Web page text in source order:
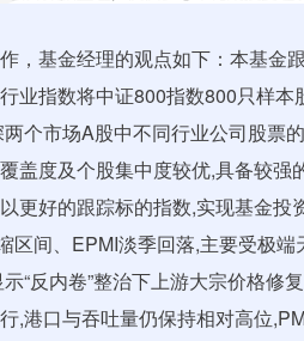
，基金经理的观点如下：本基金
业指数将中证800指数800只样
个市场A股中不同行业公司股票
盖度及个股集中度较优,具备较
更好的跟踪标的指数,实现基金
区间、EPMI淡季回落,主要受极
“反内卷”整治下上游大宗价格
,港口与吞吐量仍保持相对高位